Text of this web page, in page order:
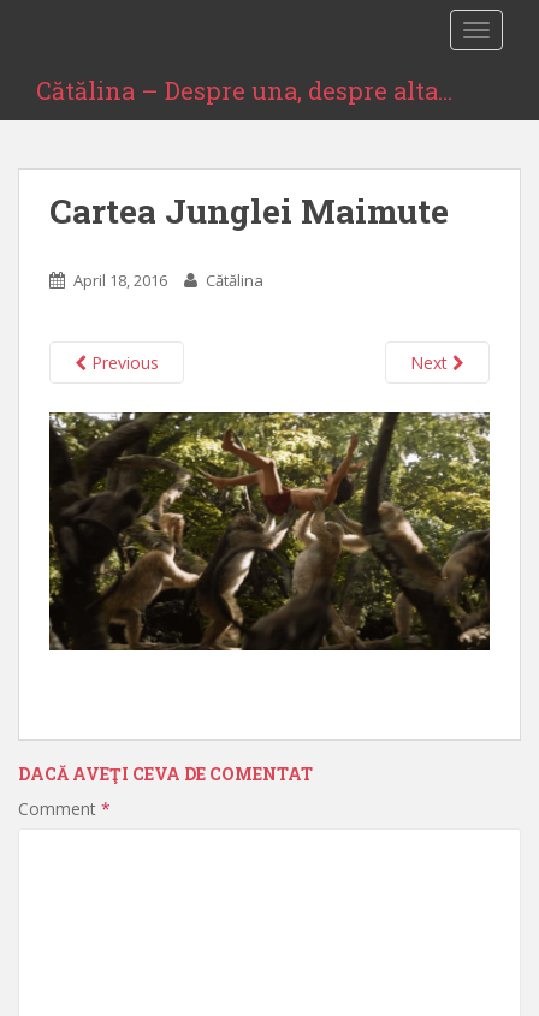
t
Cătălina – Despre una, despre alta…
Cartea Junglei Maimute
April 18, 2016 Cătălina
Previous Next
DACĂ AVEŢI CEVA DE COMENTAT
Comment *